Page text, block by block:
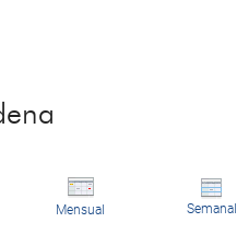
Mensual Semanal